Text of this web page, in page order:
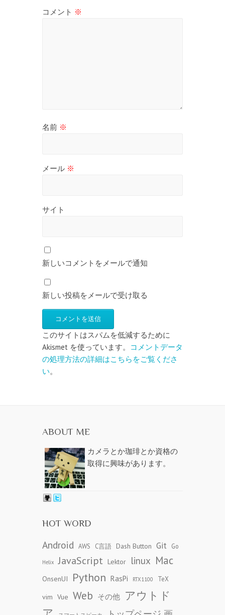
コメント ※
名前 ※
メール ※
サイト
新しいコメントをメールで通知
新しい投稿をメールで受け取る
このサイトはスパムを低減するために
Akismet を使っています。
コメントデータ
の処理方法の詳細はこちらをご覧くださ
い。
ABOUT ME
カメラとか珈琲とか資格の
取得に興味があります。
HOT WORD
Android AWS C言語 Dash Button Git Go
Helix JavaScript Lektor linux Mac
OnsenUI Python RasPi RTX1100 TeX
vim Vue Web その他 アウトド